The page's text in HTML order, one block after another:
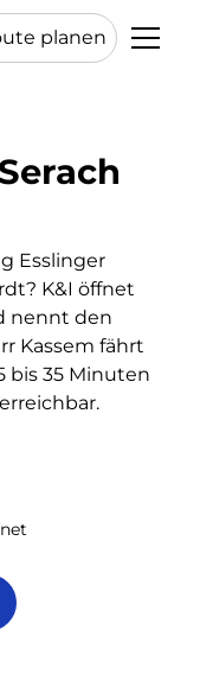
planen
Esslinger
K&I öffnet
nennt den
Kassem fährt
bis 35 Minuten